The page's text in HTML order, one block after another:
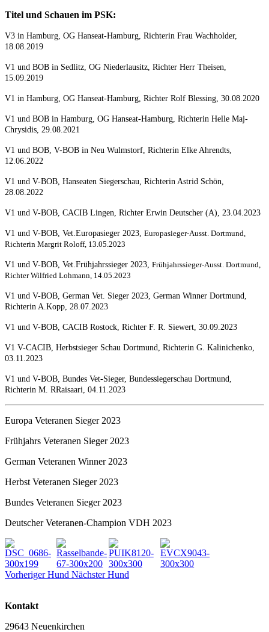
Titel und Schauen im PSK:
V3 in Hamburg, OG Hanseat-Hamburg, Richterin Frau Wachholder,
18.08.2019
V1 und BOB in Sedlitz, OG Niederlausitz, Richter Herr Theisen,
15.09.2019
V1 in Hamburg, OG Hanseat-Hamburg, Richter Rolf Blessing, 30.08.2020
V1 und BOB in Hamburg, OG Hanseat-Hamburg, Richterin Helle Maj-
Chrysidis, 29.08.2021
V1 und BOB, V-BOB in Neu Wulmstorf, Richterin Elke Ahrendts,
12.06.2022
V1 und V-BOB, Hanseaten Siegerschau, Richterin Astrid Schön,
28.08.2022
V1 und V-BOB, CACIB Lingen, Richter Erwin Deutscher (A), 23.04.2023
V1 und V-BOB, Vet.Europasieger 2023, Europasieger-Ausst. Dortmund,
Richterin Margrit Roloff, 13.05.2023
V1 und V-BOB, Vet.Frühjahrssieger 2023, Frühjahrssieger-Ausst. Dortmund,
Richter Wilfried Lohmann, 14.05.2023
V1 und V-BOB, German Vet. Sieger 2023, German Winner Dortmund,
Richterin A.Kopp, 28.07.2023
V1 und V-BOB, CACIB Rostock, Richter F. R. Siewert, 30.09.2023
V1 V-CACIB, Herbstsieger Schau Dortmund, Richterin G. Kalinichenko,
03.11.2023
V1 und V-BOB, Bundes Vet-Sieger, Bundessiegerschau Dortmund,
Richterin M. RRaisaari, 04.11.2023
Europa Veteranen Sieger 2023
Frühjahrs Veteranen Sieger 2023
German Veteranen Winner 2023
Herbst Veteranen Sieger 2023
Bundes Veteranen Sieger 2023
Deutscher Veteranen-Champion VDH 2023
Vorheriger Hund Nächster Hund
Kontakt
29643 Neuenkirchen